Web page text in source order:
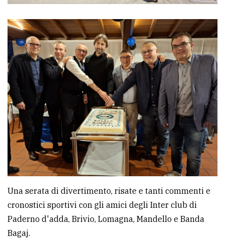
Una serata di divertimento, risate e tanti commenti e
cronostici sportivi con gli amici degli Inter club di
Paderno d'adda, Brivio, Lomagna, Mandello e Banda
Bagaj.